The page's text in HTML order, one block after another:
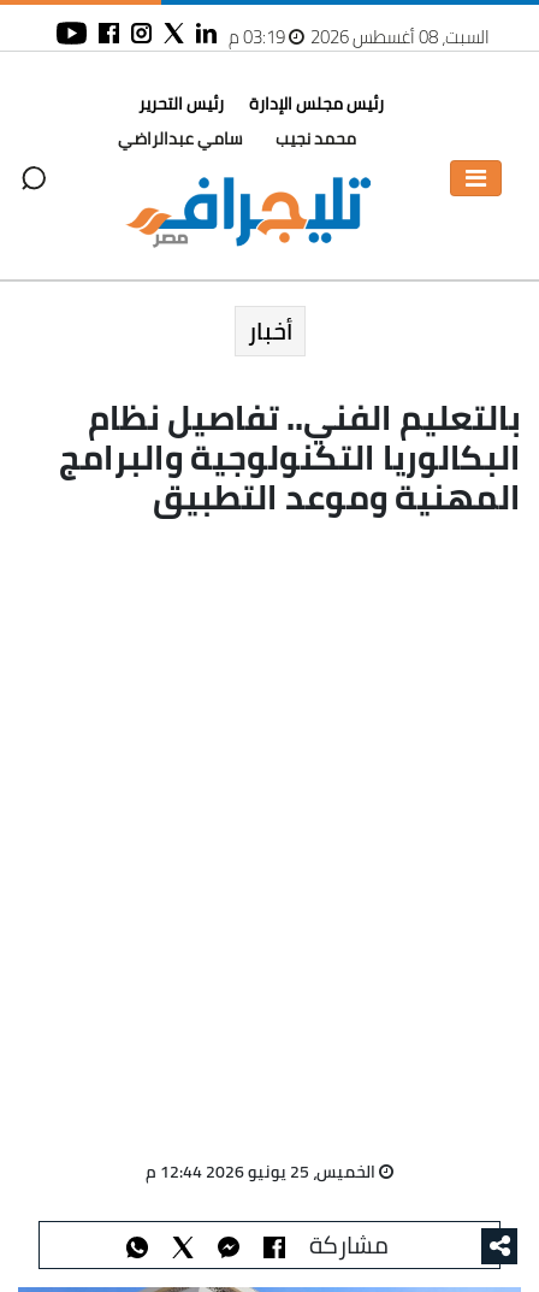
السبت، 08 أغسطس 2026 03:19 م
رئيس مجلس الإدارة
محمد نجيب
رئيس التحرير
سامي عبدالراضي
أخبار
بالتعليم الفني.. تفاصيل نظام
البكالوريا التكنولوجية والبرامج
المهنية وموعد التطبيق
الخميس، 25 يونيو 2026 12:44 م
مشاركة